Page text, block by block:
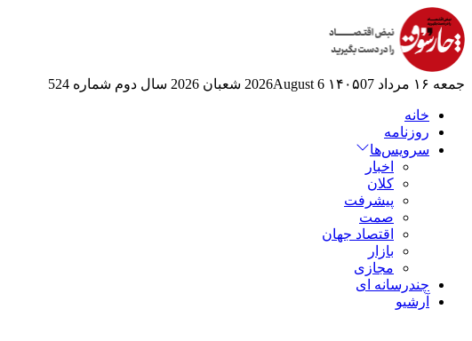
جمعه ۱۶ مرداد ۱۴۰۵ 07 2026August 6 شعبان 2026 سال دوم شماره 524
خانه
روزنامه
سرویس‌ها
اخبار
کلان
پیشرفت
صمت
اقتصاد جهان
بازار
مجازی
چندرسانه ای
آرشیو